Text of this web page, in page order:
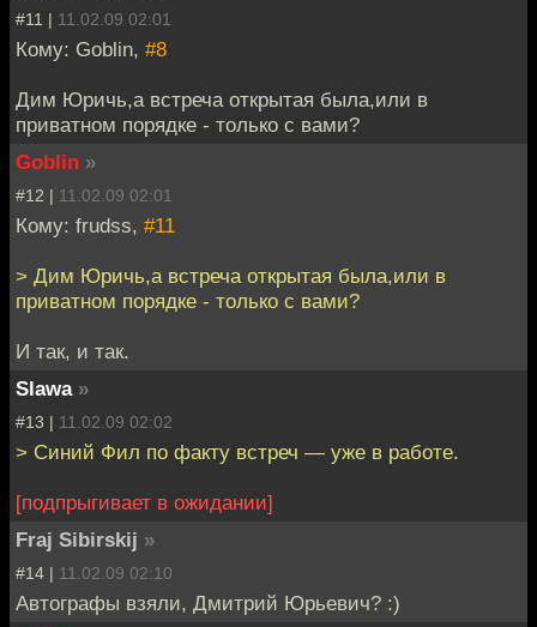
#11 | 11.02.09 02:01
Кому: Goblin, #8
Дим Юричь,а встреча открытая была,или в
приватном порядке - только с вами?
Goblin »
#12 | 11.02.09 02:01
Кому: frudss, #11
> Дим Юричь,а встреча открытая была,или в
приватном порядке - только с вами?
И так, и так.
Slawa »
#13 | 11.02.09 02:02
> Синий Фил по факту встреч — уже в работе.
[подпрыгивает в ожидании]
Fraj Sibirskij »
#14 | 11.02.09 02:10
Автографы взяли, Дмитрий Юрьевич? :)